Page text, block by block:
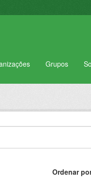
Grupos
Ordenar